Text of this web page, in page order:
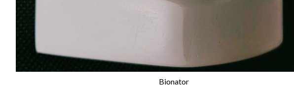
Bionator